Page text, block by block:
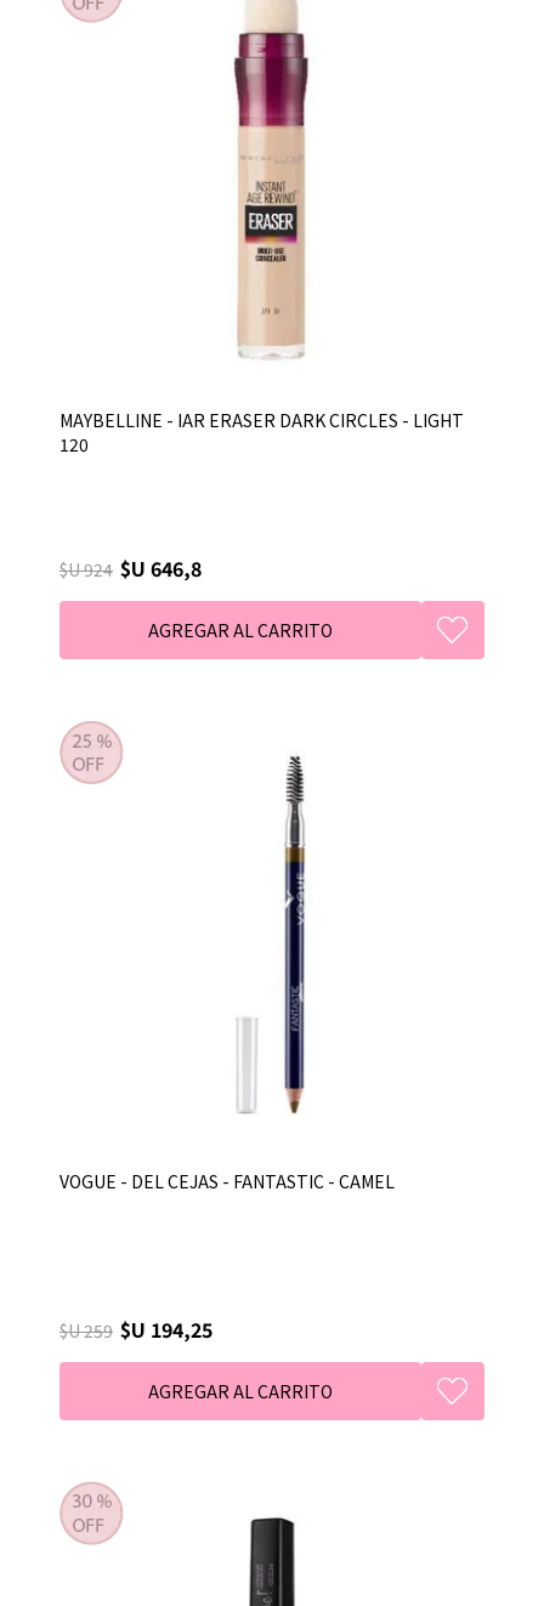
MAYBELLINE - IAR ERASER DARK CIRCLES - LIGHT
120
$U 924 $U 646,8
VOGUE - DEL CEJAS - FANTASTIC - CAMEL
$U 259 $U 194,25